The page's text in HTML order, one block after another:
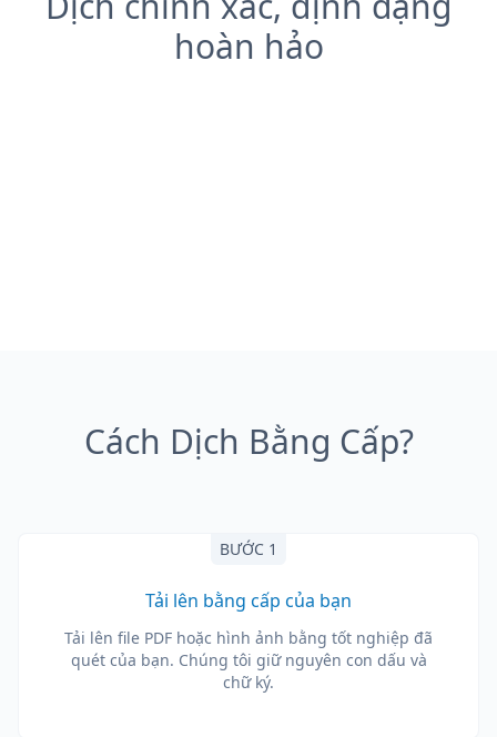
hoàn hảo
Cách Dịch Bằng Cấp?
BƯỚC 1
Tải lên bằng cấp của bạn
Tải lên file PDF hoặc hình ảnh bằng tốt nghiệp đã
quét của bạn. Chúng tôi giữ nguyên con dấu và
chữ ký.